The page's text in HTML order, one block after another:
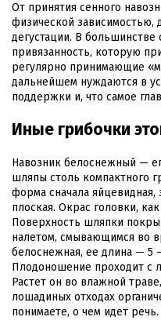
От принятия сенного
физической зависимостью,
дегустации. В большинстве
привязанность, которую
регулярно принимающие
дальнейшем нуждаются в
поддержки и, что самое
Иные грибочки
Навозник белоснежный —
шляпы столь компактного
форма сначала яйцевидная,
плоская. Окрас головки,
Поверхность шляпки
налетом, смывающимся во
белоснежная, ее длина — 5
Плодоношение проходит с
Растет он во влажной
лошадиных отходах
понимаете, о чем идет речь.